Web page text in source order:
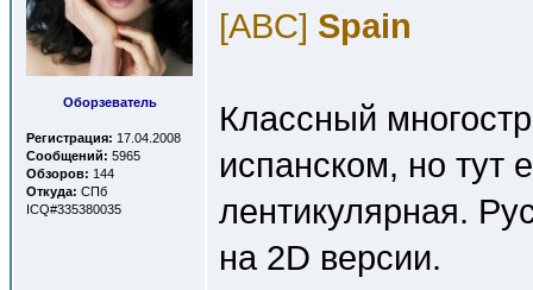
Оборзеватель
Регистрация: 17.04.2008
Сообщений: 5965
Обзоров: 144
Откуда: СПб
ICQ#335380035
[ABC] Spain
Классный
испанском, но тут
лентикулярная.
на 2D версии.